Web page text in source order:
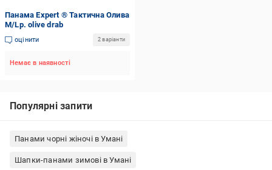
Панама Expert ® Тактична Олива
M/Lр. olive drab
оцінити 2 варіанти
Немає в наявності
Популярні запити
Панами чорні жіночі в Умані
Шапки-панами зимові в Умані